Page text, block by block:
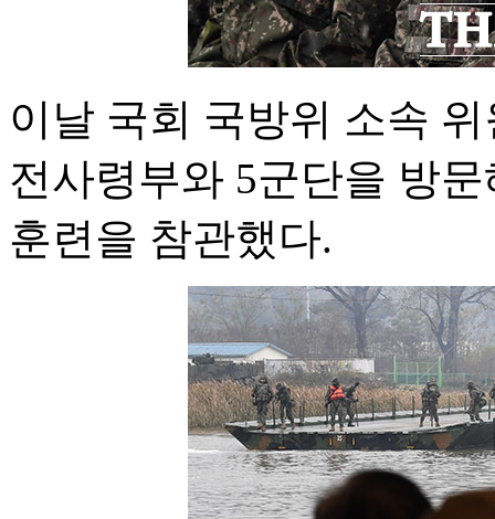
이날 국회 국방위 소속
전사령부와 5군단을 방
훈련을 참관했다.